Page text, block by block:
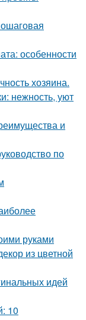
особенности
хозяина.
нежность, уют
и
по
руками
из цветной
идей
10